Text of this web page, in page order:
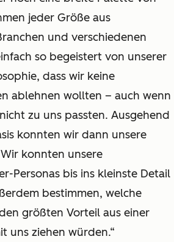
jeder Größe aus
und verschiedenen
so begeistert von unserer
dass wir keine
ablehnen wollten – auch wenn
zu uns passten. Ausgehend
konnten wir dann unsere
konnten unsere
Personas bis ins kleinste Detail
bestimmen, welche
größten Vorteil aus einer
uns ziehen würden.“